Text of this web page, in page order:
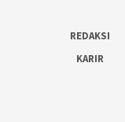
REDAKSI
KARIR